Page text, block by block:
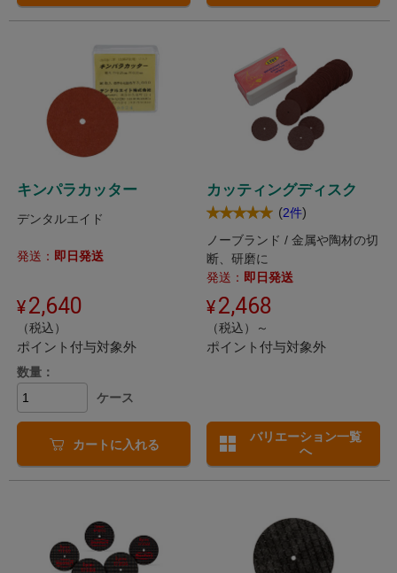
キンパラカッター
デンタルエイド
発送： 即日発送
2,640
（税込）
ポイント付与対象外
数量：
ケース
カートに入れる
カッティングディスク
(2件)
ノーブランド / 金属や陶材の切
断、研磨に
発送： 即日発送
2,468
（税込）～
ポイント付与対象外
バリエーション一覧
へ